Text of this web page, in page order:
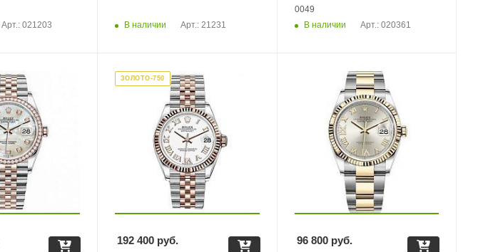
Арт.: 021203 В наличии Арт.: 21231
0049
В наличии
Арт.: 020361
ЗОЛОТО-750
192 400 руб. 96 800руб.